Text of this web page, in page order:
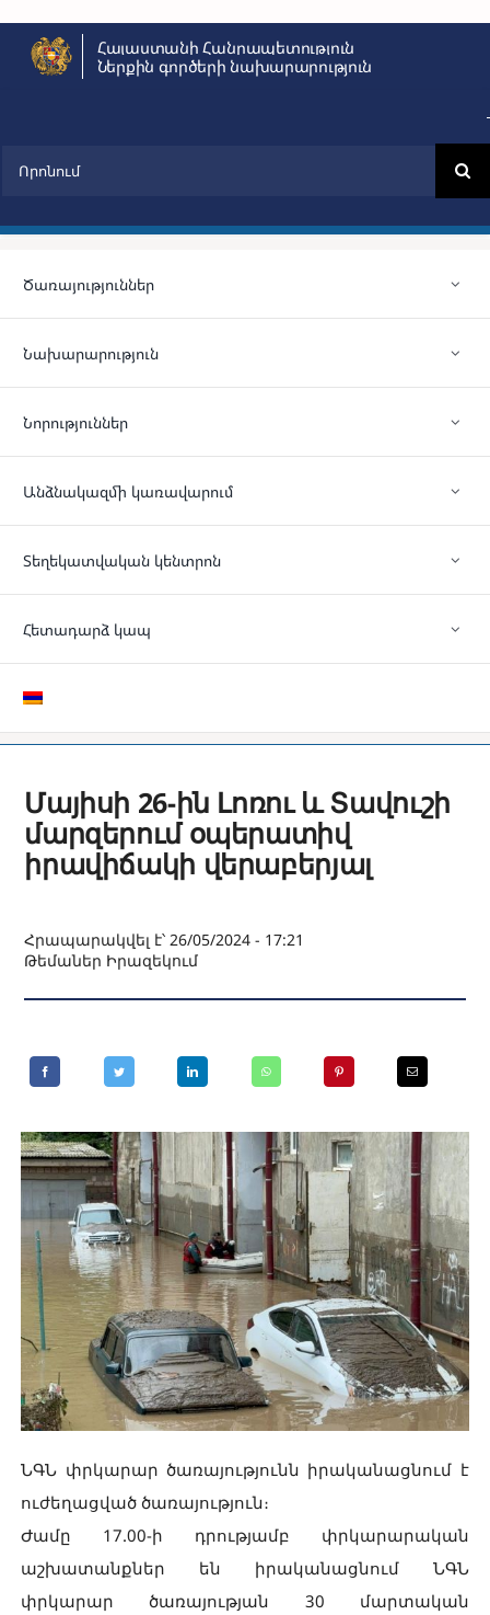
content
Հայաստանի Հանրապետություն
Ներքին գործերի նախարարություն
Ծառայություններ
Նախարարություն
Նորություններ
Անձնակազմի կառավարում
Տեղեկատվական կենտրոն
Հետադարձ կապ
Մայիսի 26-ին Լոռու և Տավուշի
մարզերում օպերատիվ
իրավիճակի վերաբերյալ
Հրապարակվել է՝ 26/05/2024 - 17:21
Թեմաներ Իրազեկում
ՆԳՆ փրկարար ծառայությունն իրականացնում է
ուժեղացված ծառայություն։
Ժամը 17.00-ի դրությամբ փրկարարական
աշխատանքներ են իրականացնում ՆԳՆ
փրկարար ծառայության 30 մարտական